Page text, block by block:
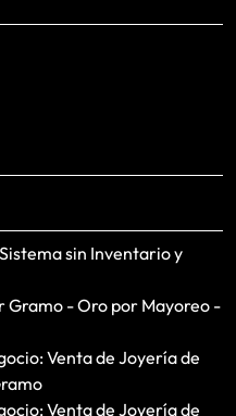
sin Inventario y
Gramo - Oro por Mayoreo -
Venta de Joyería de
Venta de Joyería de